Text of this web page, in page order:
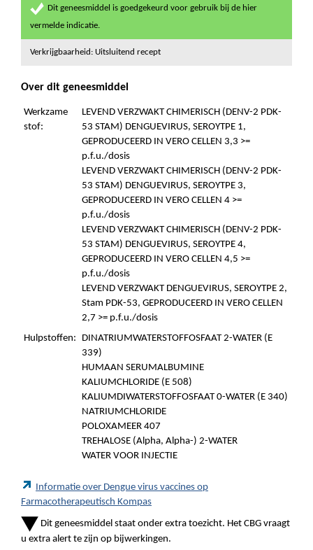
Dit geneesmiddel is goedgekeurd voor gebruik bij de hier
vermelde indicatie.
Verkrijgbaarheid: Uitsluitend recept
Over dit geneesmiddel
Werkzame
stof:
LEVEND VERZWAKT CHIMERISCH (DENV-2 PDK-
53 STAM) DENGUEVIRUS, SEROYTPE 1,
GEPRODUCEERD IN VERO CELLEN 3,3 >=
p.f.u./dosis
LEVEND VERZWAKT CHIMERISCH (DENV-2 PDK-
53 STAM) DENGUEVIRUS, SEROYTPE 3,
GEPRODUCEERD IN VERO CELLEN 4 >=
p.f.u./dosis
LEVEND VERZWAKT CHIMERISCH (DENV-2 PDK-
53 STAM) DENGUEVIRUS, SEROYTPE 4,
GEPRODUCEERD IN VERO CELLEN 4,5 >=
p.f.u./dosis
LEVEND VERZWAKT DENGUEVIRUS, SEROYTPE 2,
Stam PDK-53, GEPRODUCEERD IN VERO CELLEN
2,7 >= p.f.u./dosis
Hulpstoffen:
DINATRIUMWATERSTOFFOSFAAT 2-WATER (E
339)
HUMAAN SERUMALBUMINE
KALIUMCHLORIDE (E 508)
KALIUMDIWATERSTOFFOSFAAT 0-WATER (E 340)
NATRIUMCHLORIDE
POLOXAMEER 407
TREHALOSE (Alpha, Alpha-) 2-WATER
WATER VOOR INJECTIE
Informatie over Dengue virus vaccines op
Farmacotherapeutisch Kompas
Dit geneesmiddel staat onder extra toezicht. Het CBG vraagt
u extra alert te zijn op bijwerkingen.